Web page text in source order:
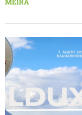
Dagbjörtu Sísí